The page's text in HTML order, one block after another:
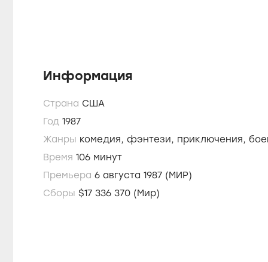
Информация
Страна США
Год 1987
Жанры комедия, фэнтези, приключения,
Время
106 минут
Премьера 6 августа 1987 (МИР)
Сборы $17 336 370 (Мир)